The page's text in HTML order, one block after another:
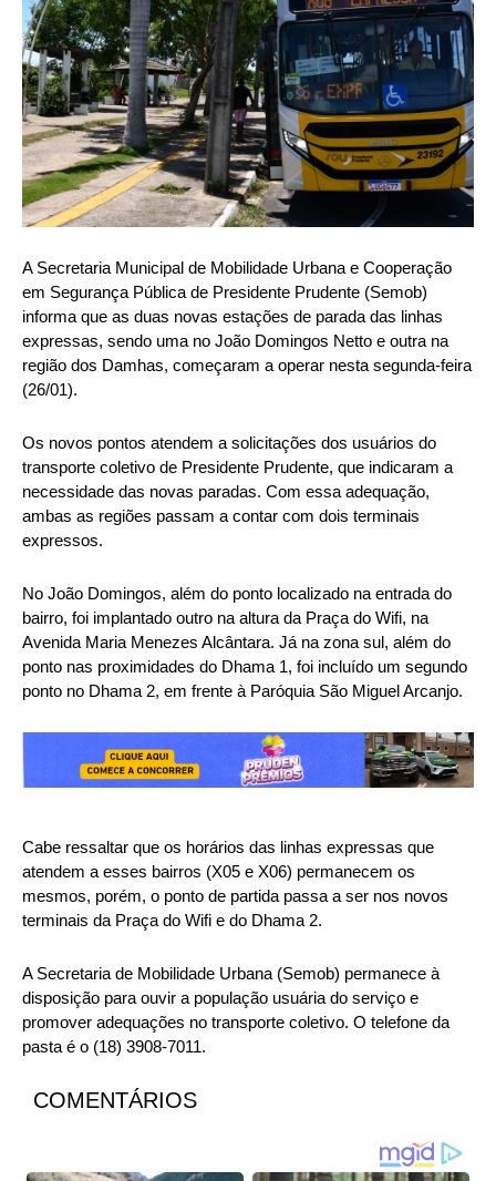
A Secretaria Municipal de Mobilidade Urbana e Cooperação
em Segurança Pública de Presidente Prudente (Semob)
informa que as duas novas estações de parada das linhas
expressas, sendo uma no João Domingos Netto e outra na
região dos Damhas, começaram a operar nesta segunda-feira
(26/01).
Os novos pontos atendem a solicitações dos usuários do
transporte coletivo de Presidente Prudente, que indicaram a
necessidade das novas paradas. Com essa adequação,
ambas as regiões passam a contar com dois terminais
expressos.
No João Domingos, além do ponto localizado na entrada do
bairro, foi implantado outro na altura da Praça do Wifi, na
Avenida Maria Menezes Alcântara. Já na zona sul, além do
ponto nas proximidades do Dhama 1, foi incluído um segundo
ponto no Dhama 2, em frente à Paróquia São Miguel Arcanjo.
Cabe ressaltar que os horários das linhas expressas que
atendem a esses bairros (X05 e X06) permanecem os
mesmos, porém, o ponto de partida passa a ser nos novos
terminais da Praça do Wifi e do Dhama 2.
A Secretaria de Mobilidade Urbana (Semob) permanece à
disposição para ouvir a população usuária do serviço e
promover adequações no transporte coletivo. O telefone da
pasta é o (18) 3908-7011.
COMENTÁRIOS